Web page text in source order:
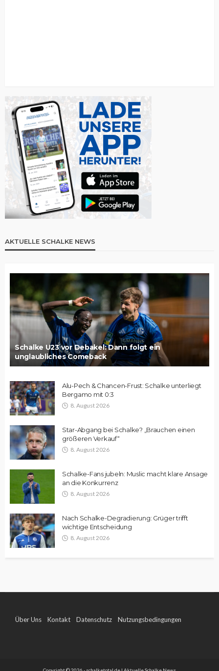
AKTUELLE SCHALKE NEWS
Schalke U23 vor Debakel: Dann folgt ein
unglaubliches Comeback
Alu-Pech & Chancen-Frust: Schalke unterliegt
Bergamo mit 0:3
8. August 2026
Star-Abgang bei Schalke? „Brauchen einen
größeren Verkauf“
8. August 2026
Schalke-Fans jubeln: Muslic macht klare Ansage
an die Konkurrenz
8. August 2026
Nach Schalke-Degradierung: Grüger trifft
wichtige Entscheidung
8. August 2026
Über Uns Kontakt Datenschutz Nutzungsbedingungen